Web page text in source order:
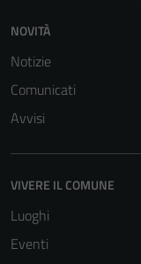
NOVITÀ
Notizie
Comunicati
Avvisi
VIVERE IL COMUNE
Luoghi
Eventi